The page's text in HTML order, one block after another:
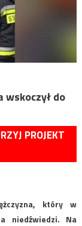
wskoczył do
PROJEKT
który w
niedźwiedzi. Na